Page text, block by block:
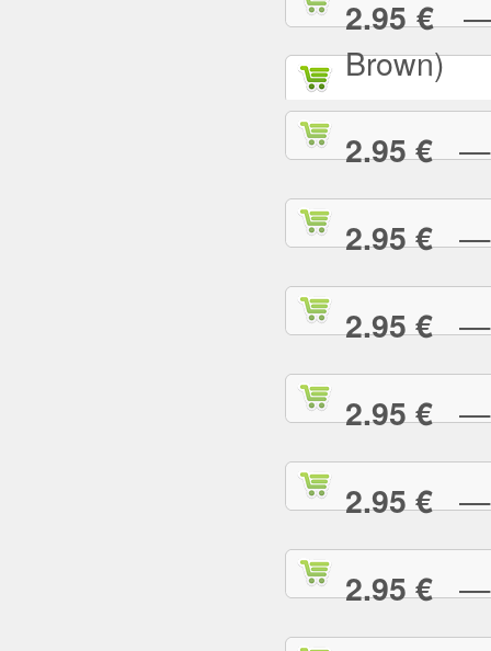
2.95 €—
Brown)
2.95 €—
2.95 €—
2.95 €—
2.95 €—
2.95 €—
2.95 €—